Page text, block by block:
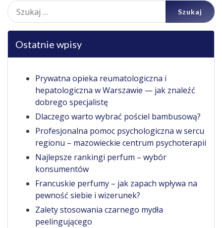
Szukaj:
Ostatnie wpisy
Prywatna opieka reumatologiczna i
hepatologiczna w Warszawie — jak znaleźć
dobrego specjalistę
Dlaczego warto wybrać pościel bambusową?
Profesjonalna pomoc psychologiczna w sercu
regionu – mazowieckie centrum psychoterapii
Najlepsze rankingi perfum – wybór
konsumentów
Francuskie perfumy – jak zapach wpływa na
pewność siebie i wizerunek?
Zalety stosowania czarnego mydła
peelingującego